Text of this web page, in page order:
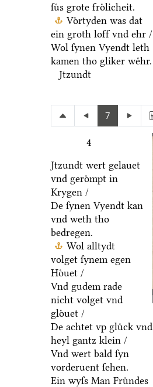
ſuͤs grote froͤlicheit.
Voͤrtyden was dat
ein groth loff vnd ehr /
Wol ſynen Vyendt leth
kamen tho gliker weͤhr.
Jtzundt
7
4
Jtzundt wert gelauet
vnd geroͤmpt in
Krygen /
De ſynen Vyendt kan
vnd weth tho
bedregen.
Wol alltydt
volget ſynem egen
Hoͤuet /
Vnd gudem rade
nicht volget vnd
gloͤuet /
De achtet vp gluͤck vnd
heyl gantz klein /
Vnd wert bald ſyn
vorderuent ſehen.
Ein wyſs Man Fruͤndes